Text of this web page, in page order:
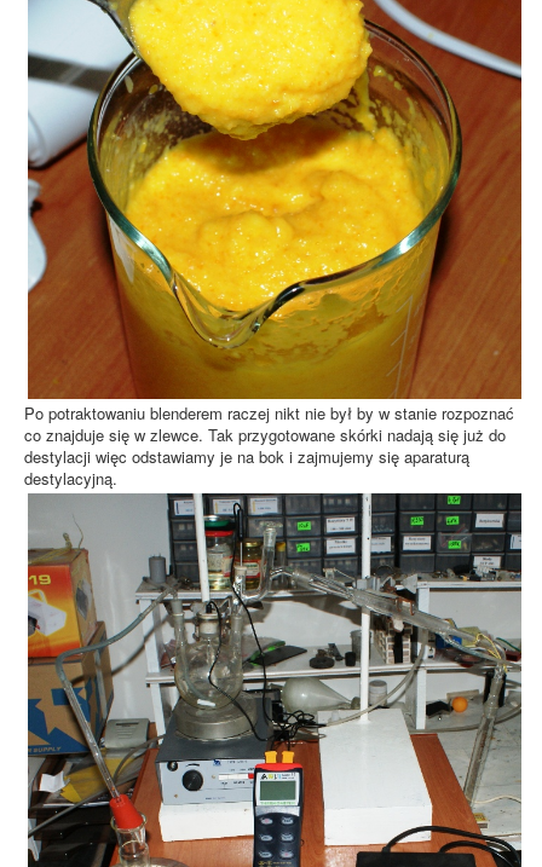
Po potraktowaniu blenderem raczej nikt nie był by w stanie rozpoznać
co znajduje się w zlewce. Tak przygotowane skórki nadają się już do
destylacji więc odstawiamy je na bok i zajmujemy się aparaturą
destylacyjną.